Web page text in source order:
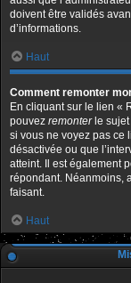
doivent être validés
d’informations.
Haut
Comment remonter
En cliquant sur le lien «
pouvez remonterle sujet
si vous ne voyez pas ce
désactivée ou que
atteint. Il est également
répondant. Néanmoins,
faisant.
Haut